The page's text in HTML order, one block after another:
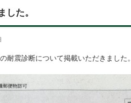
した。
耐震診断について掲載いただきました。